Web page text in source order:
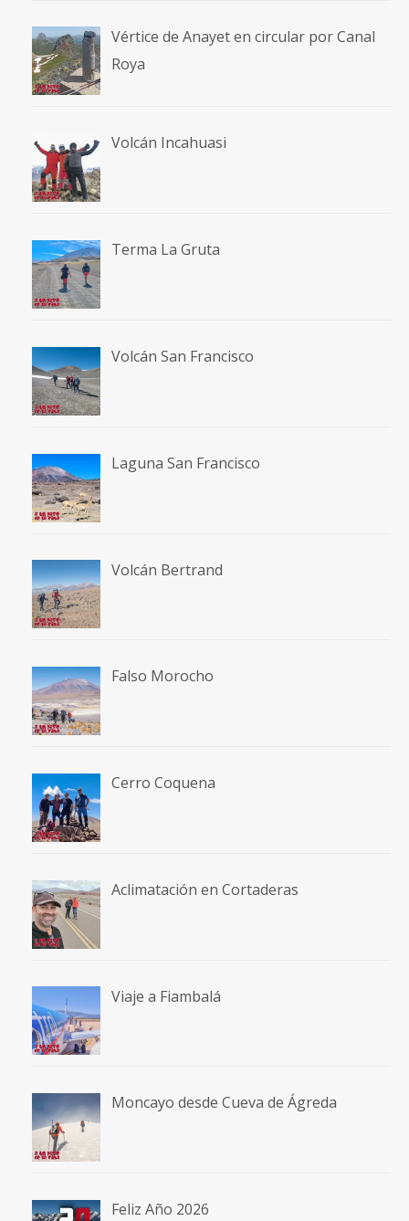
Vértice de Anayet en circular por Canal
Roya
Volcán Incahuasi
Terma La Gruta
Volcán San Francisco
Laguna San Francisco
Volcán Bertrand
Falso Morocho
Cerro Coquena
Aclimatación en Cortaderas
Viaje a Fiambalá
Moncayo desde Cueva de Ágreda
Feliz Año 2026